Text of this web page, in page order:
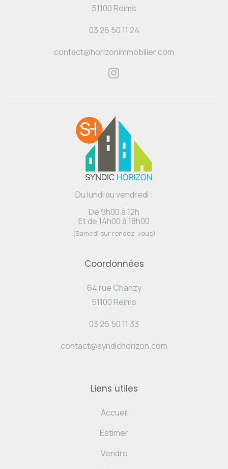
51100 Reims
03 26 50 11 24
contact@horizonimmobilier.com
Du lundi au vendredi :
De 9h00 à 12h
Et de 14h00 à 18h00
(Samedi sur rendez-vous)
Coordonnées
64 rue Chanzy
51100 Reims
03 26 50 11 33
contact@syndichorizon.com
Liens utiles
Accueil
Estimer
Vendre